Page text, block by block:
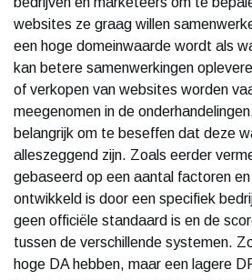
websites ze graag willen
een hoge domeinwaarde wordt als
kan betere samenwerkingen
of verkopen van websites worden
meegenomen in de
belangrijk om te beseffen dat deze
alleszeggend zijn. Zoals eerder
gebaseerd op een aantal factoren
ontwikkeld is door een specifiek
geen officiële standaard is en de
tussen de verschillende systemen.
hoge DA hebben, maar een lagere